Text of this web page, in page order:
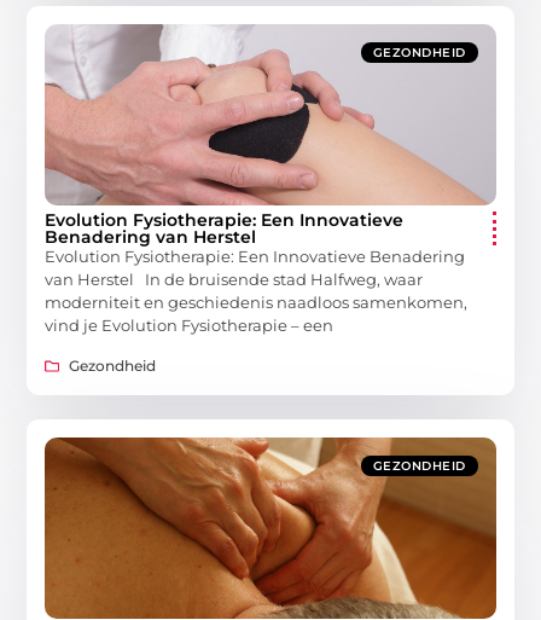
GEZONDHEID
Evolution Fysiotherapie: Een Innovatieve
Benadering van Herstel
Evolution Fysiotherapie: Een Innovatieve Benadering
van Herstel In de bruisende stad Halfweg, waar
moderniteit en geschiedenis naadloos samenkomen,
vind je Evolution Fysiotherapie – een
Gezondheid
GEZONDHEID